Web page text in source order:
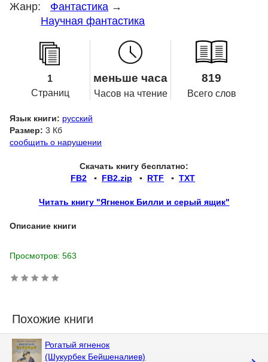
Жанр: Фантастика →
Научная фантастика
1
Страниц
меньше часа
Часов на чтение
819
Всего слов
Язык книги: русский
Размер: 3 Кб
сообщить о нарушении
Скачать книгу бесплатно:
FB2 ▪ FB2.zip ▪ RTF ▪ TXT
Читать книгу "Ягненок Билли и серый ящик"
Описание книги
Просмотров: 563
Похожие книги
Рогатый ягненок
(Шукурбек Бейшеналиев)